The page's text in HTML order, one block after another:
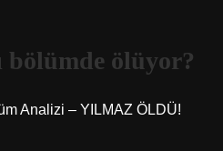
bölümde ölüyor?
Analizi – YILMAZ ÖLDÜ!